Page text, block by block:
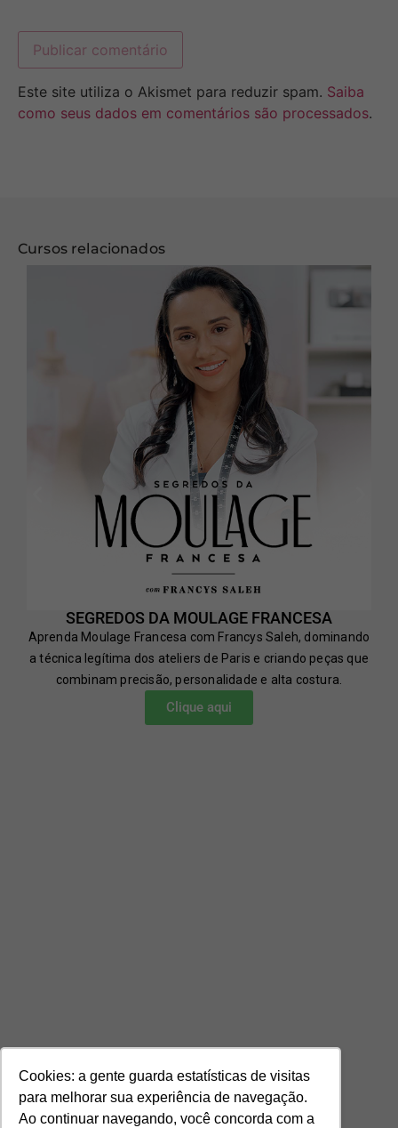
Cookies: a gente guarda estatísticas de visitas
para melhorar sua experiência de navegação.
Ao continuar navegando, você concorda com a
Este site utiliza o Akismet para reduzir spam. Saiba
como seus dados em comentários são processados.
Cursos relacionados
SEGREDOS DA MOULAGE FRANCESA
Aprenda Moulage Francesa com Francys Saleh, dominando
a técnica legítima dos ateliers de Paris e criando peças que
combinam precisão, personalidade e alta costura.
Clique aqui